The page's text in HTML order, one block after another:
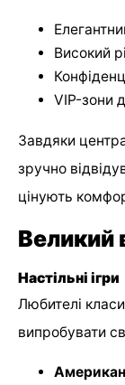
Високий
VIP-зони
Завдяки
зручно
цінують
Великий
Настільні ігри
Любителі
випробувати